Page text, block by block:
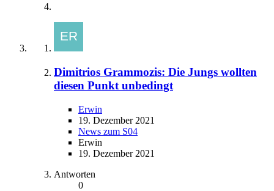
Dimitrios Grammozis: Die Jungs wollten
diesen Punkt unbedingt
Erwin
19. Dezember 2021
News zum S04
Erwin
19. Dezember 2021
Antworten
0